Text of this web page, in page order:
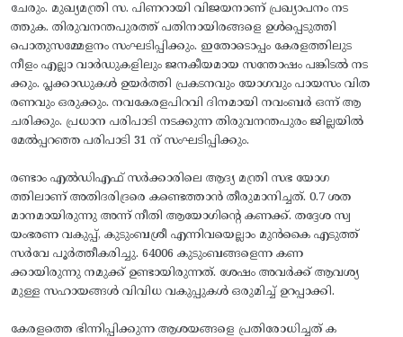
ചേരും. മുഖ്യമന്ത്രി സ. പിണറായി വിജയനാണ് പ്രഖ്യാപനം നട
ത്തുക. തിരുവനന്തപുരത്ത് പതിനായിരങ്ങളെ ഉൾപ്പെടുത്തി
പൊതുസമ്മേളനം സംഘടിപ്പിക്കും. ഇതോടൊപ്പം കേരളത്തിലുട
നീളം എല്ലാ വാർഡുകളിലും ജനകീയമായ സന്തോഷം പങ്കിടൽ നട
ക്കും. പ്ലക്കാഡുകൾ ഉയർത്തി പ്രകടനവും യോഗവും പായസം വിത
രണവും ഒരുക്കും. നവകേരളപിറവി ദിനമായി നവംബർ ഒന്ന് ആ
ചരിക്കും. പ്രധാന പരിപാടി നടക്കുന്ന തിരുവനന്തപുരം ജില്ലയിൽ
മേൽപ്പറഞ്ഞ പരിപാടി 31 ന് സംഘടിപ്പിക്കും.
രണ്ടാം എൽഡിഎഫ് സർക്കാരിലെ ആദ്യ മന്ത്രി സഭ യോഗ
ത്തിലാണ് അതിദരിദ്രരെ കണ്ടെത്താൻ തീരുമാനിച്ചത്. 0.7 ശത
മാനമായിരുന്നു അന്ന് നീതി ആയോഗിന്റെ കണക്ക്. തദ്ദേശ സ്വ
യംഭരണ വകുപ്പ്, കുടുംബശ്രീ എന്നിവയെല്ലാം മുൻകൈ എടുത്ത്
സർവേ പൂർത്തീകരിച്ചു. 64006 കുടുംബങ്ങളെന്ന കണ
ക്കായിരുന്നു നമുക്ക് ഉണ്ടായിരുന്നത്. ശേഷം അവർക്ക് ആവശ്യ
മുള്ള സഹായങ്ങൾ വിവിധ വകുപ്പുകൾ ഒരുമിച്ച് ഉറപ്പാക്കി.
കേരളത്തെ ഭിന്നിപ്പിക്കുന്ന ആശയങ്ങളെ പ്രതിരോധിച്ചത് ക